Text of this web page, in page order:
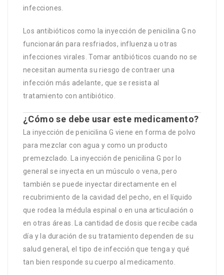
infecciones.
Los antibióticos como la inyección de penicilina G no
funcionarán para resfriados, influenza u otras
infecciones virales. Tomar antibióticos cuando no se
necesitan aumenta su riesgo de contraer una
infección más adelante, que se resista al
tratamiento con antibiótico.
¿Cómo se debe usar este medicamento?
La inyección de penicilina G viene en forma de polvo
para mezclar con agua y como un producto
premezclado. La inyección de penicilina G por lo
general se inyecta en un músculo o vena, pero
también se puede inyectar directamente en el
recubrimiento de la cavidad del pecho, en el líquido
que rodea la médula espinal o en una articulación o
en otras áreas. La cantidad de dosis que recibe cada
día y la duración de su tratamiento dependen de su
salud general, el tipo de infección que tenga y qué
tan bien responde su cuerpo al medicamento.